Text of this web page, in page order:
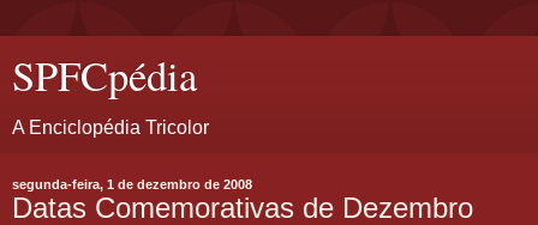
SPFCpédia
A Enciclopédia Tricolor
segunda-feira, 1 de dezembro de 2008
Datas Comemorativas de Dezembro